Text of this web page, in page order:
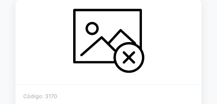
Código: 3170